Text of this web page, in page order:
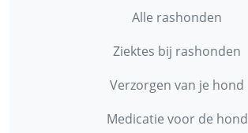
Alle rashonden
Ziektes bij rashonden
Verzorgen van je hond
Medicatie voor de hond